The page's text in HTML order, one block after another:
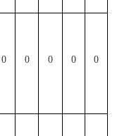
0 0 0 0 0